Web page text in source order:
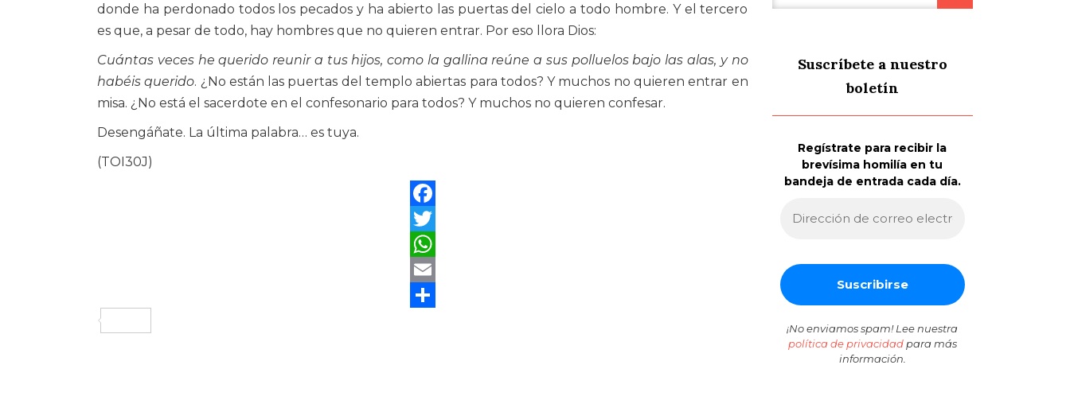
donde ha perdonado todos los pecados y ha abierto las puertas del cielo a todo hombre. Y el tercero
es que, a pesar de todo, hay hombres que no quieren entrar. Por eso llora Dios:
Cuántas veces he querido reunir a tus hijos, como la gallina reúne a sus polluelos bajo las alas, y no
habéis querido. ¿No están las puertas del templo abiertas para todos? Y muchos no quieren entrar en
misa. ¿No está el sacerdote en el confesonario para todos? Y muchos no quieren confesar.
Desengáñate. La última palabra… es tuya.
(TOI30J)
Facebook
Twitter
WhatsApp
Email
Suscríbete a nuestro
boletín
Regístrate para recibir la
brevísima homilía en tu
bandeja de entrada cada día.
¡No enviamos spam! Lee nuestra
política de privacidadpara más
información.